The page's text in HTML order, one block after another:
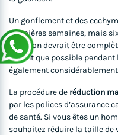
Un gonflement et des
premières semaines, mais
guérison devrait être
autant que possible pendant
également
La procédure de réduction
par les polices d’assurance
de santé. Si vous êtes un
souhaitez réduire la taille de